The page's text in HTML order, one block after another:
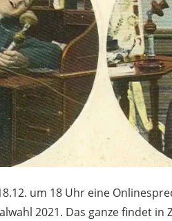
um 18 Uhr eine
2021. Das ganze findet in